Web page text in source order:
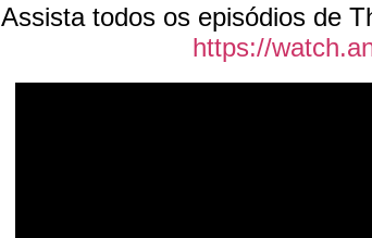
Assista todos os episódios de
https://